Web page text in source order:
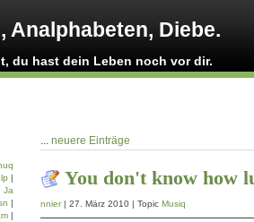
Analphabeten, Diebe.
du hast dein Leben noch vor dir.
... neuere Einträge
You don't know how
nnier| 27. März 2010 | Topic Musiq
|
Ja
|
|